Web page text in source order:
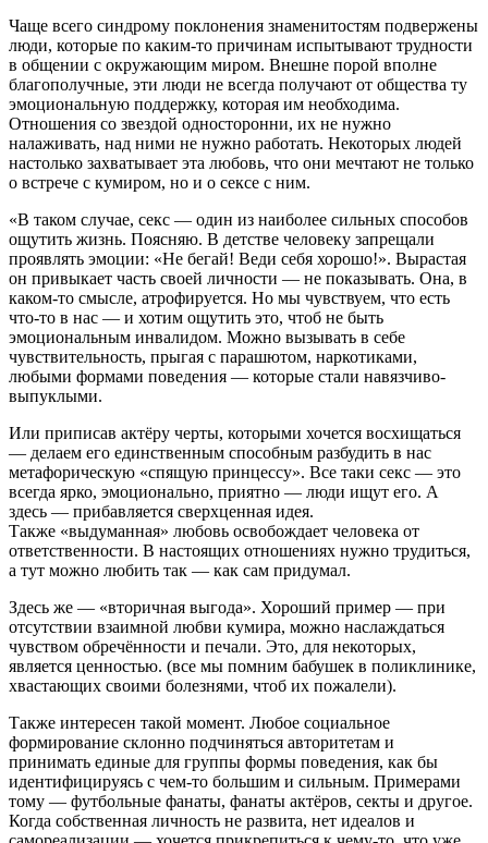
Чаще всего синдрому поклонения знаменитостям подвержены
люди, которые по каким-то причинам испытывают трудности
в общении с окружающим миром. Внешне порой вполне
благополучные, эти люди не всегда получают от общества ту
эмоциональную поддержку, которая им необходима.
Отношения со звездой односторонни, их не нужно
налаживать, над ними не нужно работать. Некоторых людей
настолько захватывает эта любовь, что они мечтают не только
о встрече с кумиром, но и о сексе с ним.
«В таком случае, секс — один из наиболее сильных способов
ощутить жизнь. Поясняю. В детстве человеку запрещали
проявлять эмоции: «Не бегай! Веди себя хорошо!». Вырастая
он привыкает часть своей личности — не показывать. Она, в
каком-то смысле, атрофируется. Но мы чувствуем, что есть
что-то в нас — и хотим ощутить это, чтоб не быть
эмоциональным инвалидом. Можно вызывать в себе
чувствительность, прыгая с парашютом, наркотиками,
любыми формами поведения — которые стали навязчиво-
выпуклыми.
Или приписав актёру черты, которыми хочется восхищаться
— делаем его единственным способным разбудить в нас
метафорическую «спящую принцессу». Все таки секс — это
всегда ярко, эмоционально, приятно — люди ищут его. А
здесь — прибавляется сверхценная идея.
Также «выдуманная» любовь освобождает человека от
ответственности. В настоящих отношениях нужно трудиться,
а тут можно любить так — как сам придумал.
Здесь же — «вторичная выгода». Хороший пример — при
отсутствии взаимной любви кумира, можно наслаждаться
чувством обречённости и печали. Это, для некоторых,
является ценностью. (все мы помним бабушек в поликлинике,
хвастающих своими болезнями, чтоб их пожалели).
Также интересен такой момент. Любое социальное
формирование склонно подчиняться авторитетам и
принимать единые для группы формы поведения, как бы
идентифицируясь с чем-то большим и сильным. Примерами
тому — футбольные фанаты, фанаты актёров, секты и другое.
Когда собственная личность не развита, нет идеалов и